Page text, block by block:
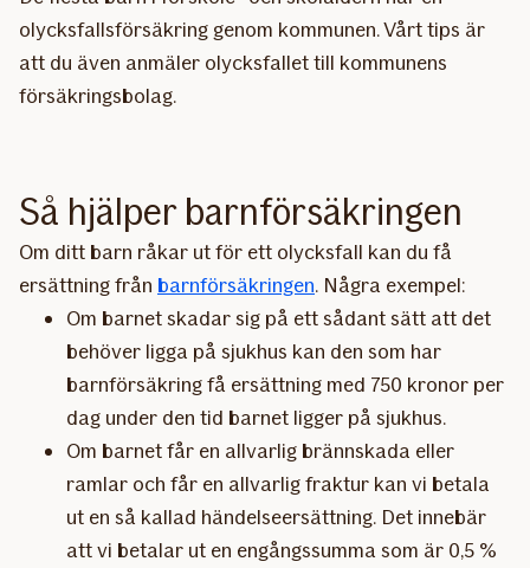
olycksfallsförsäkring genom kommunen. Vårt tips är
att du även anmäler olycksfallet till kommunens
försäkringsbolag.
Så hjälper barnförsäkringen
Om ditt barn råkar ut för ett olycksfall kan du få
ersättning från barnförsäkringen. Några exempel:
Om barnet skadar sig på ett sådant sätt att det
behöver ligga på sjukhus kan den som har
barnförsäkring få ersättning med 750 kronor per
dag under den tid barnet ligger på sjukhus.
Om barnet får en allvarlig brännskada eller
ramlar och får en allvarlig fraktur kan vi betala
ut en så kallad händelseersättning. Det innebär
att vi betalar ut en engångssumma som är 0,5 %